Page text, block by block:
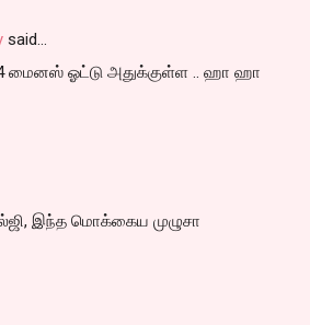
said…
மைனஸ் ஓட்டு அதுக்குள்ள .. ஹா ஹா
இந்த மொக்கைய முழுசா